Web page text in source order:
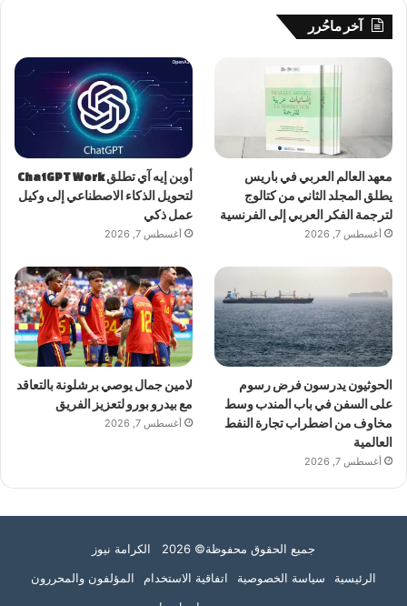
آخر ماحُرر
معهد العالم العربي في باريس
يطلق المجلد الثاني من كتالوج
لترجمة الفكر العربي إلى الفرنسية
أغسطس 7, 2026
أوبن إيه آي تطلق ChatGPT Work
لتحويل الذكاء الاصطناعي إلى وكيل
عمل ذكي
أغسطس 7, 2026
الحوثيون يدرسون فرض رسوم
على السفن في باب المندب وسط
مخاوف من اضطراب تجارة النفط
العالمية
أغسطس 7, 2026
لامين جمال يوصي برشلونة بالتعاقد
مع بيدرو بورو لتعزيز الفريق
أغسطس 7, 2026
جميع الحقوق محفوظة© 2026 الكرامة نيوز
الرئيسية
سياسة الخصوصية اتفاقية الاستخدام
المؤلفون والمحررون